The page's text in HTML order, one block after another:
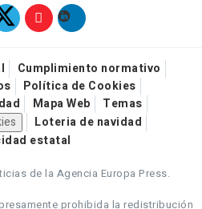
Cumplimiento normativo
Política de Cookies
Mapa Web
Temas
Loteria de navidad
estatal
de la Agencia Europa Press.
prohibida la redistribución